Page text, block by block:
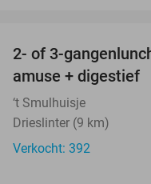
2- of 3-
amuse + digestief
‘t Smulhuisje
Drieslinter (9 km)
Verkocht: 392